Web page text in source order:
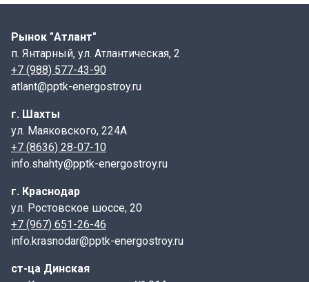
Рынок "Атлант"
п. Янтарный, ул. Атлантическая, 2
+7 (988) 577-43-90
atlant@pptk-energostroy.ru
г. Шахты
ул. Маяковского, 224А
+7 (8636) 28-07-10
info.shahty@pptk-energostroy.ru
г. Краснодар
ул. Ростовское шоссе, 20
+7 (967) 651-26-46
info.krasnodar@pptk-energostroy.ru
ст-ца Динская